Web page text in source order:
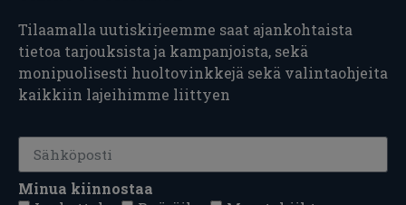
Tilaamalla uutiskirjeemme saat ajankohtaista
tietoa tarjouksista ja kampanjoista, sekä
monipuolisesti huoltovinkkejä sekä valintaohjeita
kaikkiin lajeihimme liittyen
Minua kiinnostaa